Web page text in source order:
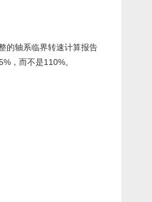
的轴系临界转速计算报告
，而不是110%。